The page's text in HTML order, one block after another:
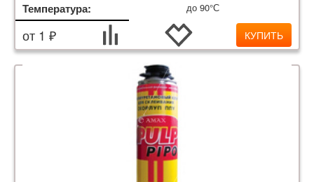
Температура: до 90°С
от 1 ₽ КУПИТЬ